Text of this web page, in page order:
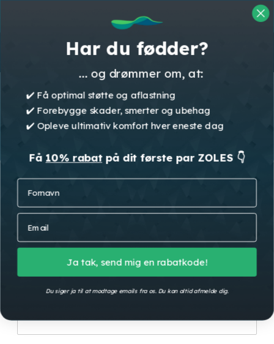
fodanalyse 👈
Returnering af såler
Navn*
r
s
s
t
Ordrenummer
Har du fødder?
... og drømmer om, at:
✔️ Få optimal støtte og aflastning
✔️ Forebygge skader, smerter og ubehag
✔️ Opleve ultimativ komfort hver eneste dag
Få 10% rabatpå dit første par ZOLES 👇
Fornavn
Email
Ja tak, send mig en rabatkode!
Du siger ja til at modtage emails fra os. Du kan altid afmelde dig.